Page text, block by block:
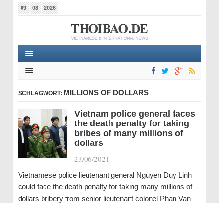
09 08 2026
SCHLAGWORT: MILLIONS OF DOLLARS
Vietnam police general faces
the death penalty for taking
bribes of many millions of
dollars
23/06/2021 |
Vietnamese police lieutenant general Nguyen Duy Linh
could face the death penalty for taking many millions of
dollars bribery from senior lieutenant colonel Phan Van